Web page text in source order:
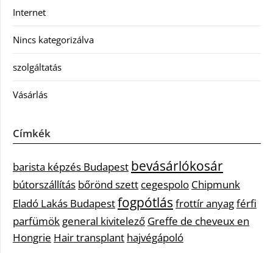
Internet
Nincs kategorizálva
szolgáltatás
Vásárlás
Címkék
barista képzés Budapest bevásárlókosár
bútorszállítás bőrönd szett cegespolo Chipmunk
Eladó Lakás Budapestfogpótlás frottír anyagférfi
parfümök general kivitelező Greffe de cheveux en
Hongrie Hair transplant hajvégápoló